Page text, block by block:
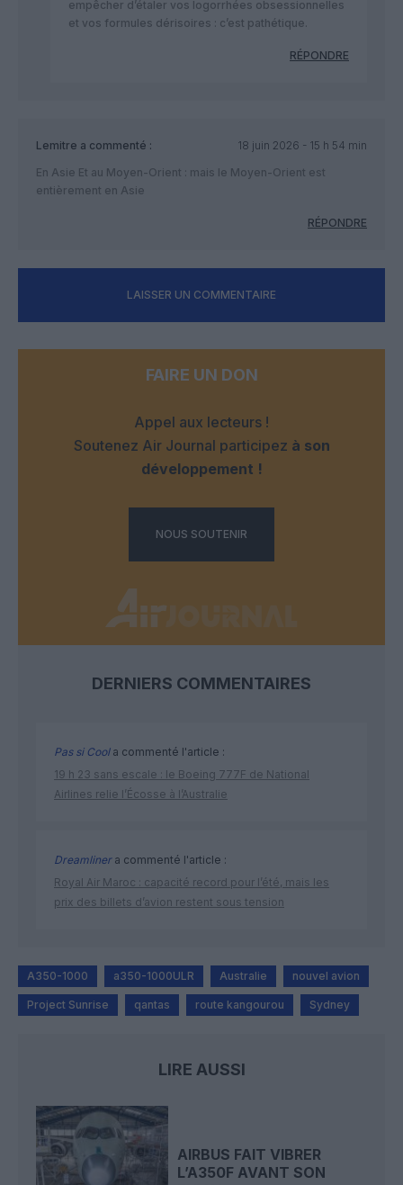
empêcher d’étaler vos logorrhées obsessionnelles
et vos formules dérisoires : c’est pathétique.
RÉPONDRE
Lemitre a commenté :
18 juin 2026 - 15 h 54 min
En Asie Et au Moyen-Orient : mais le Moyen-Orient est
entièrement en Asie
RÉPONDRE
LAISSER UN COMMENTAIRE
FAIRE UN DON
Appel aux lecteurs !
Soutenez Air Journal participez à son
développement !
NOUS SOUTENIR
DERNIERS COMMENTAIRES
Pas si Coola commenté l'article :
19 h 23 sans escale : le Boeing 777F de National
Airlines relie l’Écosse à l’Australie
Dreamlinera commenté l'article :
Royal Air Maroc : capacité record pour l’été, mais les
prix des billets d’avion restent sous tension
A350-1000 a350-1000ULR Australie nouvel avion
Project Sunrise qantas route kangourou Sydney
LIRE AUSSI
AIRBUS FAIT VIBRER
L’A350F AVANT SON